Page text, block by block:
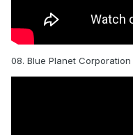
08. Blue Planet